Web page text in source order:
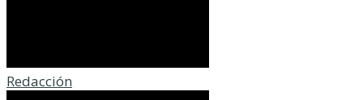
Redacción